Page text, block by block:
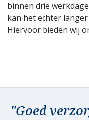
binnen drie
kan het echter
Hiervoor bieden wij
"Goed